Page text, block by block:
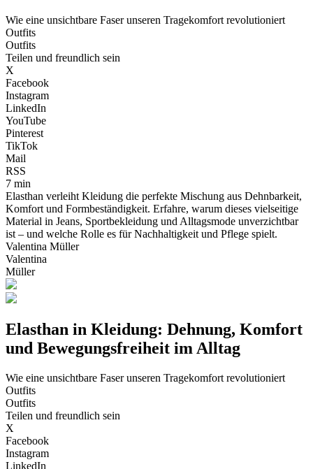
Wie eine unsichtbare Faser unseren Tragekomfort revolutioniert
Outfits
Outfits
Teilen und freundlich sein
X
Facebook
Instagram
LinkedIn
YouTube
Pinterest
TikTok
Mail
RSS
7 min
Elasthan verleiht Kleidung die perfekte Mischung aus Dehnbarkeit,
Komfort und Formbeständigkeit. Erfahre, warum dieses vielseitige
Material in Jeans, Sportbekleidung und Alltagsmode unverzichtbar
ist – und welche Rolle es für Nachhaltigkeit und Pflege spielt.
Valentina Müller
Valentina
Müller
Elasthan in Kleidung: Dehnung, Komfort
und Bewegungsfreiheit im Alltag
Wie eine unsichtbare Faser unseren Tragekomfort revolutioniert
Outfits
Outfits
Teilen und freundlich sein
X
Facebook
Instagram
LinkedIn